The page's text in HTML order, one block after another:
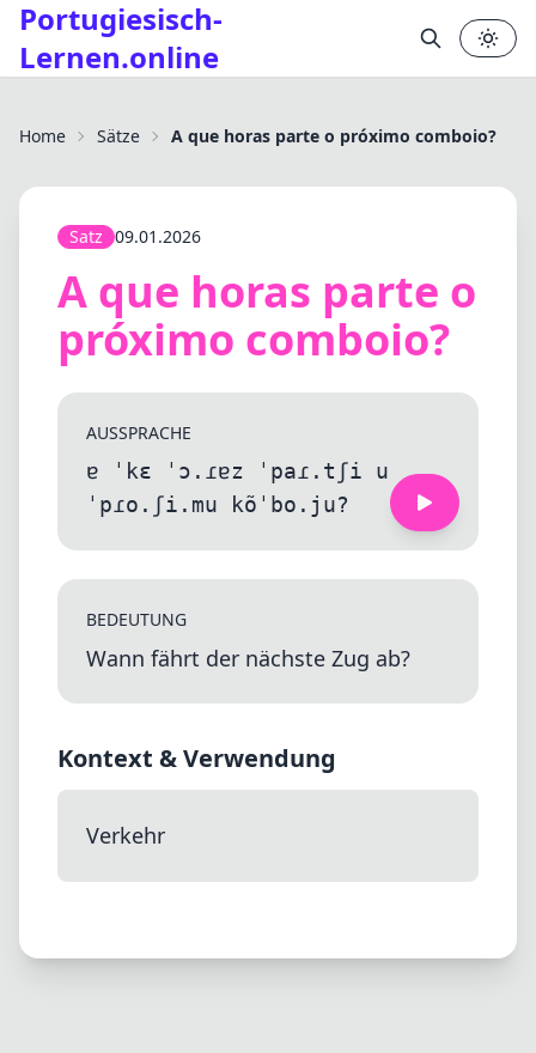
Portugiesisch-
Lernen.online
Home Sätze A que horas parte o próximo comboio?
Satz 09.01.2026
A que horas parte o
próximo comboio?
AUSSPRACHE
ɐ ˈkɛ ˈɔ.ɾɐz ˈpaɾ.tʃi u
ˈpɾo.ʃi.mu kõˈbo.ju?
BEDEUTUNG
Wann fährt der nächste Zug ab?
Kontext & Verwendung
Verkehr